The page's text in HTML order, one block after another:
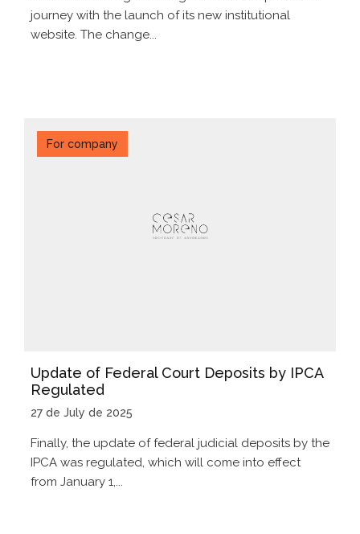
journey with the launch of its new institutional
website. The change...
For company
Update of Federal Court Deposits by IPCA
Regulated
27 de July de 2025
Finally, the update of federal judicial deposits by the
IPCA was regulated, which will come into effect
from January 1,...